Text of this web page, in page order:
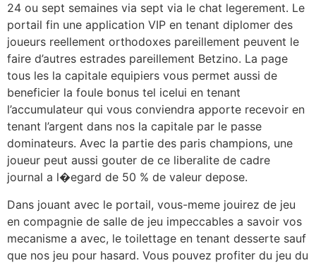
24 ou sept semaines via sept via le chat legerement. Le
portail fin une application VIP en tenant diplomer des
joueurs reellement orthodoxes pareillement peuvent le
faire d’autres estrades pareillement Betzino. La page
tous les la capitale equipiers vous permet aussi de
beneficier la foule bonus tel icelui en tenant
l’accumulateur qui vous conviendra apporte recevoir en
tenant l’argent dans nos la capitale par le passe
dominateurs. Avec la partie des paris champions, une
joueur peut aussi gouter de ce liberalite de cadre
journal a l�egard de 50 % de valeur depose.
Dans jouant avec le portail, vous-meme jouirez de jeu
en compagnie de salle de jeu impeccables a savoir vos
mecanisme a avec, le toilettage en tenant desserte sauf
que nos jeu pour hasard. Vous pouvez profiter du jeu du